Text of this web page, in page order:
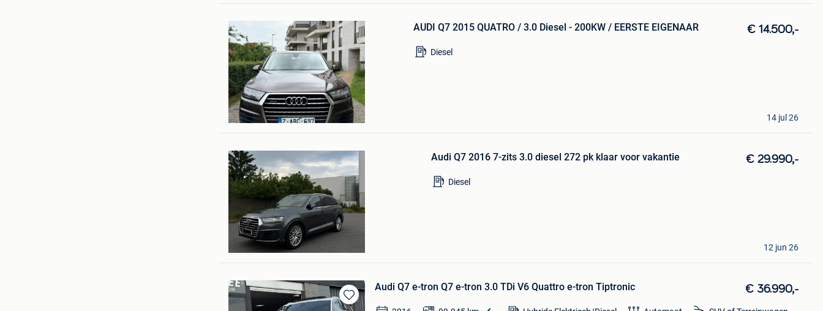
Mijn
Favorieten
AUDI Q7 2015 QUATRO / 3.0 Diesel - 200KW / EERSTE EIGENAAR € 14.500,-
Diesel
S
Beveren
14 jul 26
Mijn
Favorieten
Audi Q7 2016 7-zits 3.0 diesel 272 pk klaar voor vakantie € 29.990,-
Diesel
Ali
Vilvoorde
12 jun 26
Bewaren
Audi Q7 e-tron Q7 e-tron 3.0 TDi V6 Quattro e-tron Tiptronic € 36.990,-